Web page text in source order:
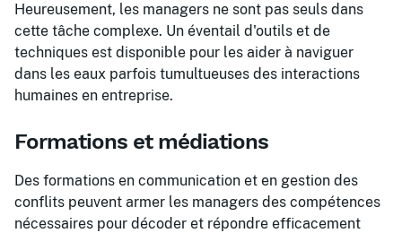
Heureusement, les managers ne sont pas seuls dans
cette tâche complexe. Un éventail d'outils et de
techniques est disponible pour les aider à naviguer
dans les eaux parfois tumultueuses des interactions
humaines en entreprise.
Formations et médiations
Des formations en communication et en gestion des
conflits peuvent armer les managers des compétences
nécessaires pour décoder et répondre efficacement